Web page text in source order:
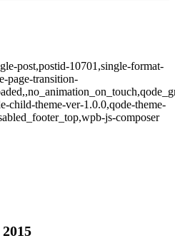
post,postid-10701,single-format-
page-transition-
child-theme-ver-1.0.0,qode-theme-
js-composer